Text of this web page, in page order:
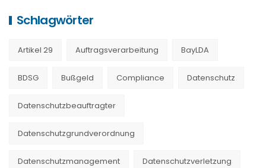
Schlagwörter
Artikel 29 Auftragsverarbeitung BayLDA
BDSG Bußgeld Compliance Datenschutz
Datenschutzbeauftragter
Datenschutzgrundverordnung
Datenschutzmanagement Datenschutzverletzung